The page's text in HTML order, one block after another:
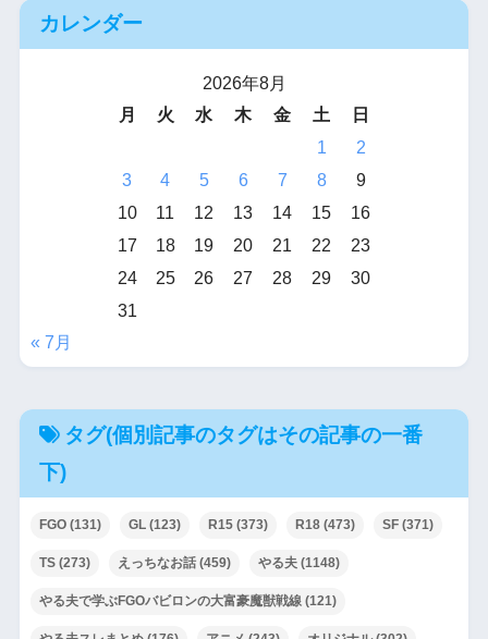
カレンダー
2026年8月
月
火 水 木 金 土
日
1
2
3
4 5 6 7 8
9
10
11 12 13 14 15
16
17
18 19 20 21 22
23
24
25 26 27 28 29
30
31
« 7月
タグ(個別記事のタグはその記事の一番
下)
FGO(131) GL(123) R15(373) R18(473) SF(371)
TS(273) えっちなお話(459) やる夫(1148)
やる夫で学ぶFGOバビロンの大富豪魔獣戦線(121)